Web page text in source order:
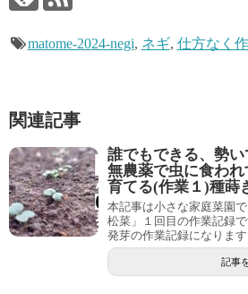
matome-2024-negi, ネギ, 仕方なく
関連記事
誰でもできる、勢
無農薬で虫に食わ
育てる(作業１)種蒔
本記事は小さな家庭菜園
松菜」１回目の作業記録
発芽の作業記録になります
記事